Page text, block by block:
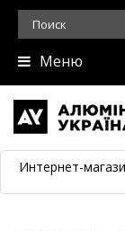
Меню
Интернет-